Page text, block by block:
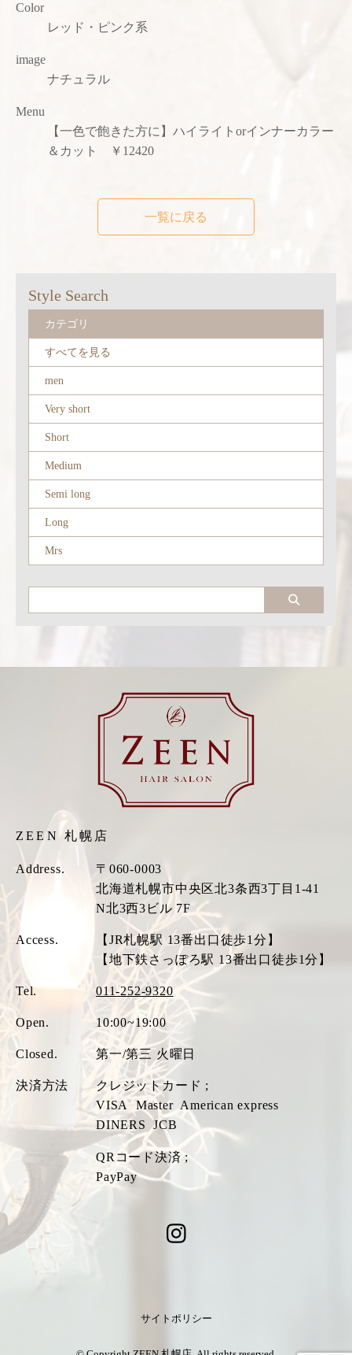
Color
レッド・ピンク系
image
ナチュラル
Menu
【一色で飽きた方に】ハイライトorインナーカラー
＆カット ￥12420
一覧に戻る
Style Search
カテゴリ
すべてを見る
men
Very short
Short
Medium
Semi long
Long
Mrs
ZEEN 札幌店
Address.
〒060-0003
北海道札幌市中央区北3条西3丁目1-41
N北3西3ビル 7F
Access.
【JR札幌駅 13番出口徒歩1分】
【地下鉄さっぽろ駅 13番出口徒歩1分】
Tel. 011-252-9320
Open. 10:00~19:00
Closed. 第一/第三 火曜日
決済方法
クレジットカード ;
VISA Master American express
DINERS
JCB
QRコード決済 ;
PayPay
サイトポリシー